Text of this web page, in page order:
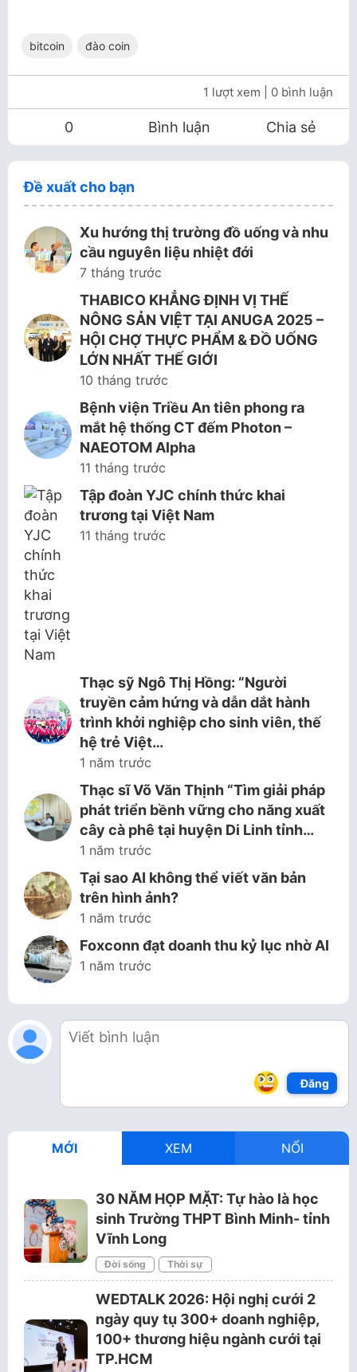
bitcoin đào coin
1 lượt xem | 0 bình luận
0 Bình luận Chia sẻ
Đề xuất cho bạn
Xu hướng thị trường đồ uống và nhu
cầu nguyên liệu nhiệt đới
7 tháng trước
THABICO KHẲNG ĐỊNH VỊ THẾ
NÔNG SẢN VIỆT TẠI ANUGA 2025 –
HỘI CHỢ THỰC PHẨM & ĐỒ UỐNG
LỚN NHẤT THẾ GIỚI
10 tháng trước
Bệnh viện Triều An tiên phong ra
mắt hệ thống CT đếm Photon –
NAEOTOM Alpha
11 tháng trước
Tập đoàn YJC chính thức khai
trương tại Việt Nam
11 tháng trước
Thạc sỹ Ngô Thị Hồng: “Người
truyền cảm hứng và dẫn dắt hành
trình khởi nghiệp cho sinh viên, thế
hệ trẻ Việt…
1 năm trước
Thạc sĩ Võ Văn Thịnh “Tìm giải pháp
phát triển bềnh vững cho năng xuất
cây cà phê tại huyện Di Linh tỉnh…
1 năm trước
Tại sao AI không thể viết văn bản
trên hình ảnh?
1 năm trước
Foxconn đạt doanh thu kỷ lục nhờ AI
1 năm trước
Đăng
MỚI XEM NỔI
30 NĂM HỌP MẶT: Tự hào là học
sinh Trường THPT Bình Minh- tỉnh
Vĩnh Long
Đời sống Thời sự
WEDTALK 2026: Hội nghị cưới 2
ngày quy tụ 300+ doanh nghiệp,
100+ thương hiệu ngành cưới tại
TP.HCM